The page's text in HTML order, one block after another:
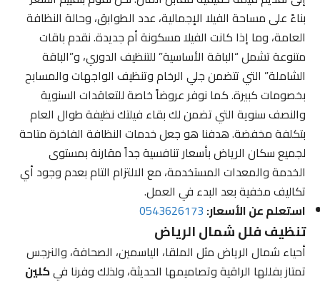
بناءً على مساحة الفيلا الإجمالية، عدد الطوابق، وحالة النظافة
العامة، وما إذا كانت الفيلا مسكونة أم جديدة. نقدم باقات
متنوعة تشمل “الباقة الأساسية” للتنظيف الدوري، و”الباقة
الشاملة” التي تتضمن جلي الرخام وتنظيف الواجهات والمسابح
بخصومات كبيرة. كما نوفر عروضاً خاصة للتعاقدات السنوية
والنصف سنوية التي تضمن لك بقاء فيلتك نظيفة طوال العام
بتكلفة مخفضة. هدفنا هو جعل خدمات النظافة الفاخرة متاحة
لجميع سكان الرياض بأسعار تنافسية جداً مقارنة بمستوى
الخدمة والمعدات المستخدمة، مع الالتزام التام بعدم وجود أي
تكاليف مخفية بعد البدء في العمل.
استعلم عن الأسعار:0543626173
تنظيف فلل شمال الرياض
أحياء شمال الرياض مثل الملقا، الياسمين، الصحافة، والنرجس
تمتاز بفللها الراقية وتصاميمها الحديثة، ولذلك وفرنا فيكلين